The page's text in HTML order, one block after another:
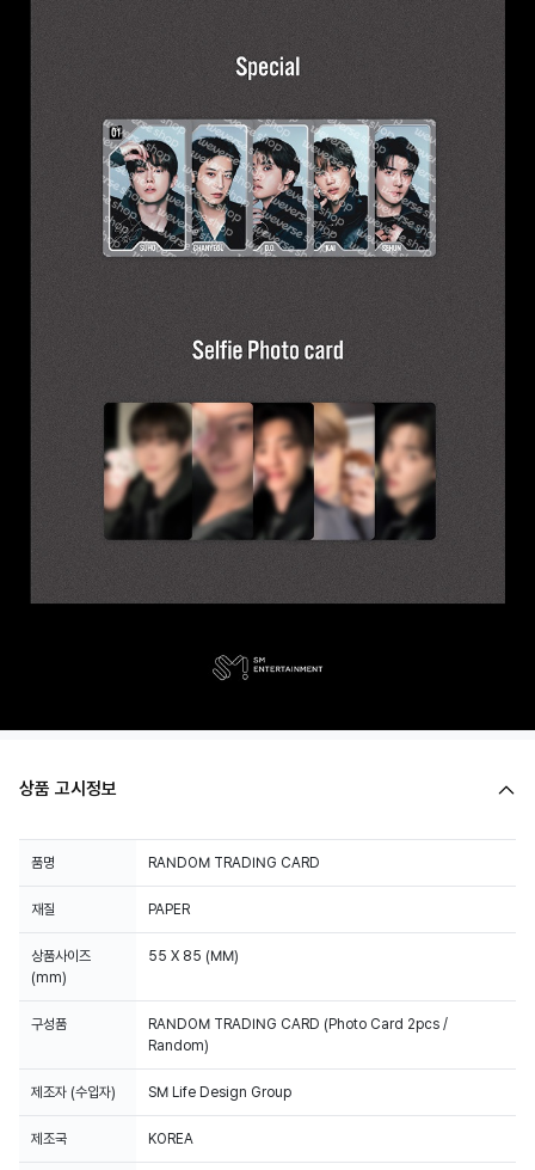
상품 고시정보
품명 RANDOM TRADING CARD
재질 PAPER
상품사이즈
(mm)
55 X 85 (MM)
구성품
RANDOM TRADING CARD (Photo Card 2pcs /
Random)
제조자 (수입자) SM Life Design Group
제조국 KOREA